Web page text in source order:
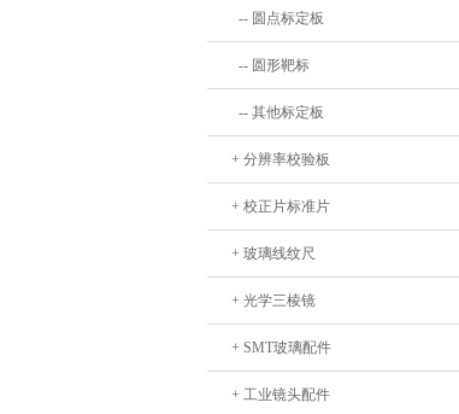
-- 圆点标定板
-- 圆形靶标
-- 其他标定板
+ 分辨率校验板
+ 校正片标准片
+ 玻璃线纹尺
+ 光学三棱镜
+ SMT玻璃配件
+ 工业镜头配件